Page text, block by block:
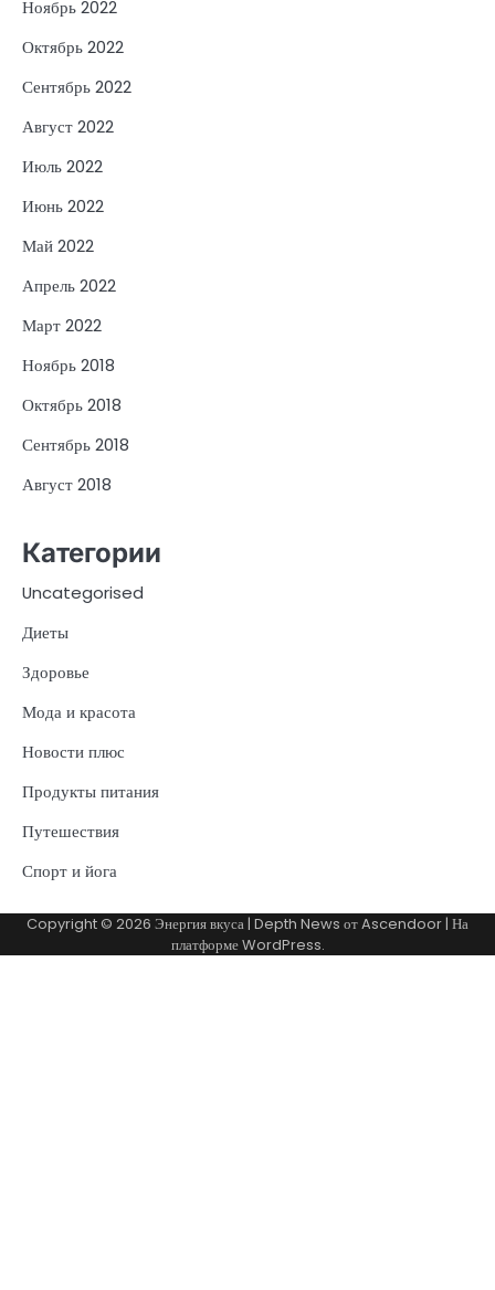
Ноябрь 2022
Октябрь 2022
Сентябрь 2022
Август 2022
Июль 2022
Июнь 2022
Май 2022
Апрель 2022
Март 2022
Ноябрь 2018
Октябрь 2018
Сентябрь 2018
Август 2018
Категории
Uncategorised
Диеты
Здоровье
Мода и красота
Новости плюс
Продукты питания
Путешествия
Спорт и йога
Copyright © 2026 Энергия вкуса| Depth News отAscendoor| На
платформеWordPress.